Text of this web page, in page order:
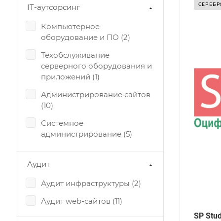
web-сайтов
на рынке
РБ, РФ
видео
SP
IT-аутсорсинг
Компьютерное
оборудование и ПО (2)
Техобслуживание
серверного оборудования и
приложений (1)
Администрирование сайтов
(10)
Системное
администрирование (5)
Системная интеграция (4)
Создание, поддержка ЛВС
(1)
Проектирование
Аудит
Аудит инфраструктуры (2)
Аудит web-сайтов (11)